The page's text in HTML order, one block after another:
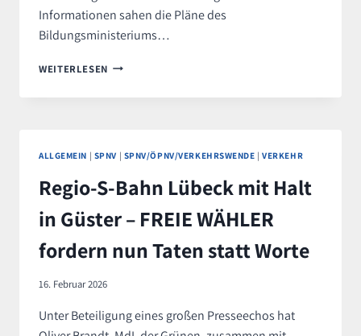
Informationen sahen die Pläne des
Bildungsministeriums…
WEITERLESEN GEFÄHRLICHE
FREIE
VON
STUNDEN
BEIM
GESCHICHTSUNTERRICHT
VEHEMENT
ALLGEMEIN | SPNV | SPNV/ÖPNV/VERKEHRSWENDE |VERKEHR
Regio-S-Bahn Lübeck mit Halt
in Güster – FREIE WÄHLER
fordern nun Taten statt Worte
16. Februar 2026
Unter Beteiligung eines großen Presseechos hat